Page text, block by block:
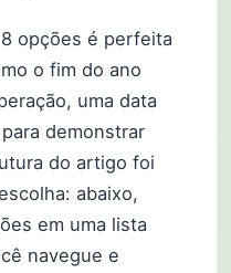
opções é perfeita
o fim do ano
uma data
demonstrar
do artigo foi
abaixo,
em uma lista
navegue e